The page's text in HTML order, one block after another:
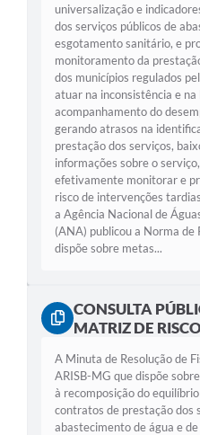
universalização e
dos serviços públicos de
esgotamento sanitário, e
monitoramento da
dos municípios regulados
atuar na inconsistência e
acompanhamento do
gerando atrasos na
prestação dos serviços,
informações sobre o
efetivamente monitorar e
risco de intervenções
a Agência Nacional de
(ANA) publicou a Norma
dispõe sobre metas...
CONSULTA
MATRIZ DE
A Minuta de Resolução de
ARISB-MG que dispõe
à recomposição do
contratos de prestação dos
abastecimento de água e